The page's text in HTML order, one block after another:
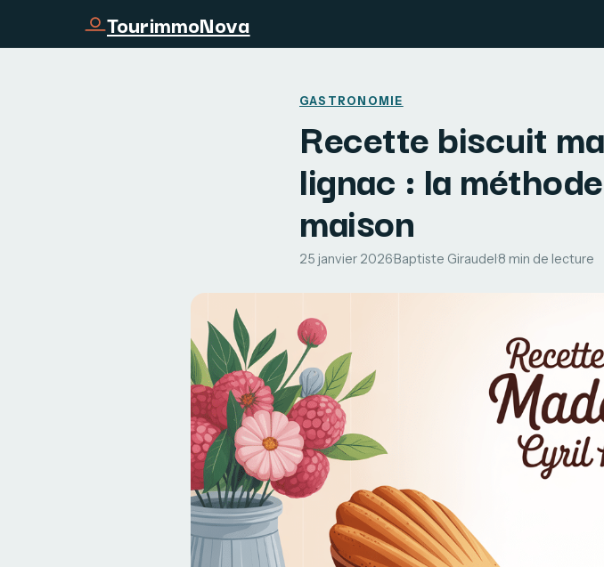
TourimmoNova
GASTRONOMIE
Recette biscuit
lignac : la
maison
25 janvier 2026·Baptiste Giraudel ·8 min de lecture